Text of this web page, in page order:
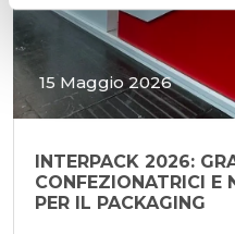
15 Maggio 2026
INTERPACK 2026:
CONFEZIONATRICI E
PER IL PACKAGING